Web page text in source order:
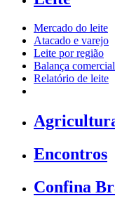
Mercado do leite
Atacado e varejo
Leite por região
Balança comercial
Relatório de leite
Encontros
Confina